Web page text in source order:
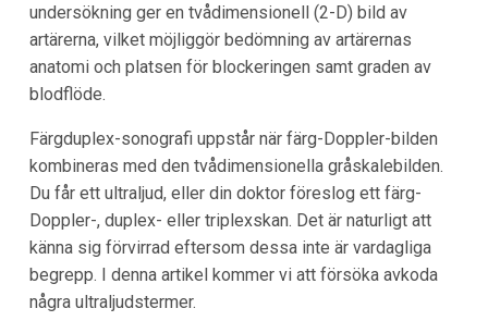
undersökning ger en tvådimensionell (2-D) bild av
artärerna, vilket möjliggör bedömning av artärernas
anatomi och platsen för blockeringen samt graden av
blodflöde.
Färgduplex-sonografi uppstår när färg-Doppler-bilden
kombineras med den tvådimensionella gråskalebilden.
Du får ett ultraljud, eller din doktor föreslog ett färg-
Doppler-, duplex- eller triplexskan. Det är naturligt att
känna sig förvirrad eftersom dessa inte är vardagliga
begrepp. I denna artikel kommer vi att försöka avkoda
några ultraljudstermer.